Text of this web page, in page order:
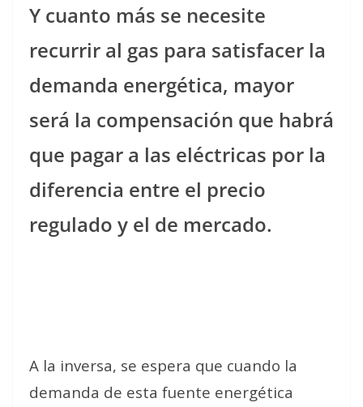
Y cuanto más se necesite
recurrir al gas para satisfacer la
demanda energética, mayor
será la compensación que habrá
que pagar a las eléctricas por la
diferencia entre el precio
regulado y el de mercado.
A la inversa, se espera que cuando la
demanda de esta fuente energética